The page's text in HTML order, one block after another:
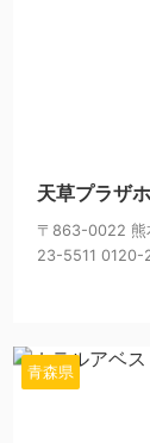
天草プラザ
〒863-0022 熊
23-5511 0120-
青森県